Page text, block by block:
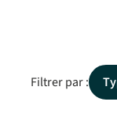
Filtrer par :